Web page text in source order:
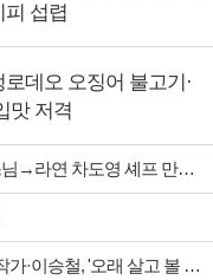
피 섭렵
데오 오징어 불고기·
맛 저격
라연 차도영 셰프 만난다
, '오래 살고 볼 일' 특집 출격